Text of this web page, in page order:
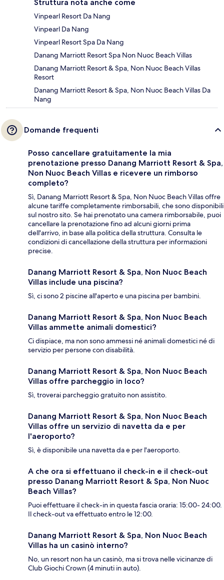
Struttura nota anche come
Vinpearl Resort Da Nang
Vinpearl Da Nang
Vinpearl Resort Spa Da Nang
Danang Marriott Resort Spa Non Nuoc Beach Villas
Danang Marriott Resort & Spa, Non Nuoc Beach Villas
Resort
Danang Marriott Resort & Spa, Non Nuoc Beach Villas Da
Nang
Domande frequenti
Posso cancellare gratuitamente la mia
prenotazione presso Danang Marriott Resort & Spa,
Non Nuoc Beach Villas e ricevere un rimborso
completo?
Sì, Danang Marriott Resort & Spa, Non Nuoc Beach Villas offre
alcune tariffe completamente rimborsabili, che sono disponibili
sul nostro sito. Se hai prenotato una camera rimborsabile, puoi
cancellare la prenotazione fino ad alcuni giorni prima
dell'arrivo, in base alla politica della struttura. Consulta le
condizioni di cancellazione della struttura per informazioni
precise.
Danang Marriott Resort & Spa, Non Nuoc Beach
Villas include una piscina?
Sì, ci sono 2 piscine all'aperto e una piscina per bambini.
Danang Marriott Resort & Spa, Non Nuoc Beach
Villas ammette animali domestici?
Ci dispiace, ma non sono ammessi né animali domestici né di
servizio per persone con disabilità.
Danang Marriott Resort & Spa, Non Nuoc Beach
Villas offre parcheggio in loco?
Sì, troverai parcheggio gratuito non assistito.
Danang Marriott Resort & Spa, Non Nuoc Beach
Villas offre un servizio di navetta da e per
l'aeroporto?
Sì, è disponibile una navetta da e per l'aeroporto.
A che ora si effettuano il check-in e il check-out
presso Danang Marriott Resort & Spa, Non Nuoc
Beach Villas?
Puoi effettuare il check-in in questa fascia oraria: 15:00- 24:00.
Il check-out va effettuato entro le 12:00.
Danang Marriott Resort & Spa, Non Nuoc Beach
Villas ha un casinò interno?
No, un resort non ha un casinò, ma si trova nelle vicinanze di
Club Giochi Crown (4 minuti in auto).